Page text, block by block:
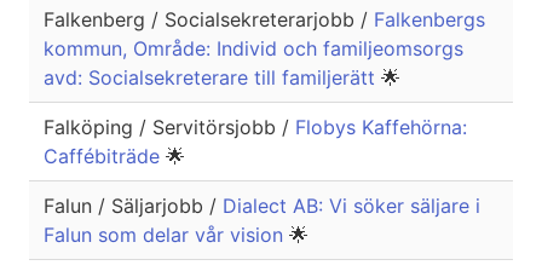
Falkenberg / Socialsekreterarjobb / Falkenbergs
kommun, Område: Individ och familjeomsorgs
avd: Socialsekreterare till familjerätt 🌟
Falköping / Servitörsjobb / Flobys Kaffehörna:
Caffébiträde 🌟
Falun / Säljarjobb / Dialect AB: Vi söker säljare i
Falun som delar vår vision 🌟